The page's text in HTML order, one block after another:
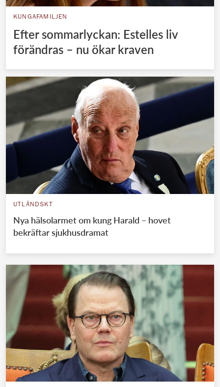
KUNGAFAMILJEN
Efter sommarlyckan: Estelles liv
förändras – nu ökar kraven
UTLÄNDSKT
Nya hälsolarmet om kung Harald – hovet
bekräftar sjukhusdramat